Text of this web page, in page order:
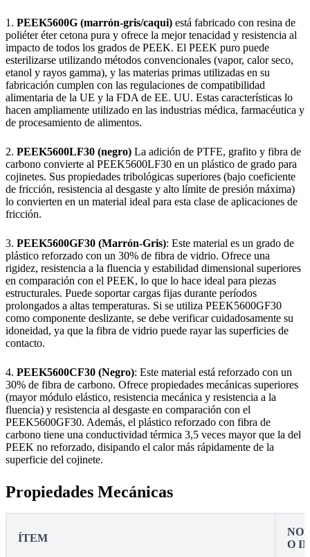
1. PEEK5600G (marrón-gris/caqui) está fabricado con resina de
poliéter éter cetona pura y ofrece la mejor tenacidad y resistencia al
impacto de todos los grados de PEEK. El PEEK puro puede
esterilizarse utilizando métodos convencionales (vapor, calor seco,
etanol y rayos gamma), y las materias primas utilizadas en su
fabricación cumplen con las regulaciones de compatibilidad
alimentaria de la UE y la FDA de EE. UU. Estas características lo
hacen ampliamente utilizado en las industrias médica, farmacéutica y
de procesamiento de alimentos.
2. PEEK5600LF30 (negro) La adición de PTFE, grafito y fibra de
carbono convierte al PEEK5600LF30 en un plástico de grado para
cojinetes. Sus propiedades tribológicas superiores (bajo coeficiente
de fricción, resistencia al desgaste y alto límite de presión máxima)
lo convierten en un material ideal para esta clase de aplicaciones de
fricción.
3. PEEK5600GF30 (Marrón-Gris): Este material es un grado de
plástico reforzado con un 30% de fibra de vidrio. Ofrece una
rigidez, resistencia a la fluencia y estabilidad dimensional superiores
en comparación con el PEEK, lo que lo hace ideal para piezas
estructurales. Puede soportar cargas fijas durante períodos
prolongados a altas temperaturas. Si se utiliza PEEK5600GF30
como componente deslizante, se debe verificar cuidadosamente su
idoneidad, ya que la fibra de vidrio puede rayar las superficies de
contacto.
4. PEEK5600CF30 (Negro): Este material está reforzado con un
30% de fibra de carbono. Ofrece propiedades mecánicas superiores
(mayor módulo elástico, resistencia mecánica y resistencia a la
fluencia) y resistencia al desgaste en comparación con el
PEEK5600GF30. Además, el plástico reforzado con fibra de
carbono tiene una conductividad térmica 3,5 veces mayor que la del
PEEK no reforzado, disipando el calor más rápidamente de la
superficie del cojinete.
Propiedades Mecánicas
ÍTEM
O